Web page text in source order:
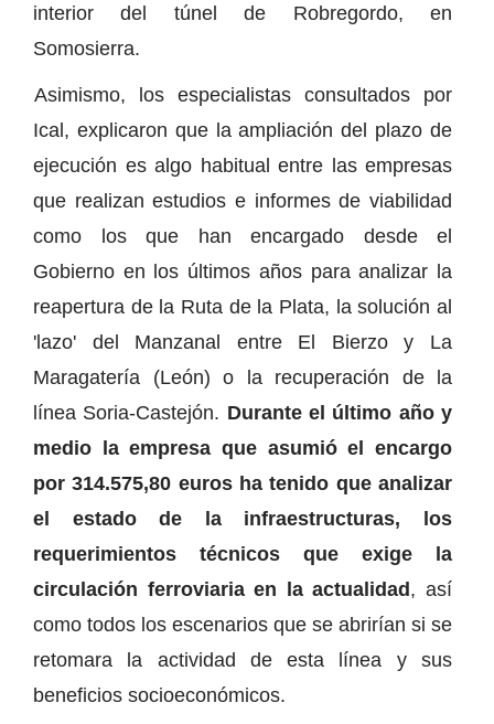
interior del túnel de Robregordo, en
Somosierra.
Asimismo, los especialistas consultados por
Ical, explicaron que la ampliación del plazo de
ejecución es algo habitual entre las empresas
que realizan estudios e informes de viabilidad
como los que han encargado desde el
Gobierno en los últimos años para analizar la
reapertura de la Ruta de la Plata, la solución al
'lazo' del Manzanal entre El Bierzo y La
Maragatería (León) o la recuperación de la
línea Soria-Castejón. Durante el último año y
medio la empresa que asumió el encargo
por 314.575,80 euros ha tenido que analizar
el estado de la infraestructuras, los
requerimientos técnicos que exige la
circulación ferroviaria en la actualidad, así
como todos los escenarios que se abrirían si se
retomara la actividad de esta línea y sus
beneficios socioeconómicos.